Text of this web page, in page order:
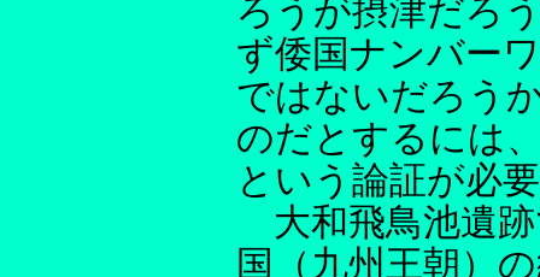
ろうが摂津だろ
ず倭国ナンバー
ではないだろう
のだとするには
という論証が必
大和飛鳥池遺跡
国（九州王朝）